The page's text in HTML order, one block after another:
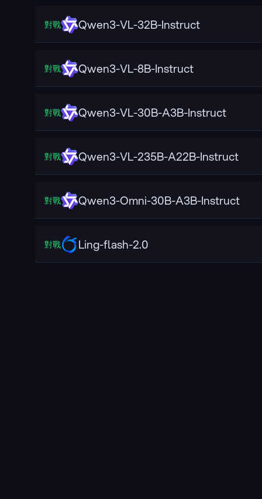
對戰 Qwen3-VL-32B-Instruct
對戰 Qwen3-VL-8B-Instruct
對戰 Qwen3-VL-30B-A3B-Instruct
對戰 Qwen3-VL-235B-A22B-Instruct
對戰 Qwen3-Omni-30B-A3B-Instruct
對戰 Ling-flash-2.0